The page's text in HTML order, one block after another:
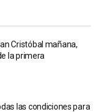
Cristóbal mañana,
la primera
las condiciones para